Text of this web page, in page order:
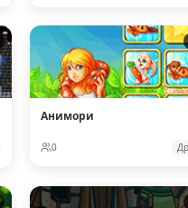
Анимори
0